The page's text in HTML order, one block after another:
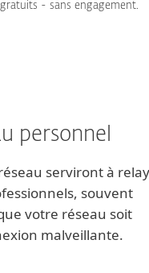
- sans engagement.
personnel
serviront à
souvent
votre réseau soit
malveillante.